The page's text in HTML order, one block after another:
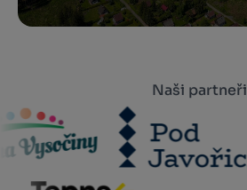
Naši partneři